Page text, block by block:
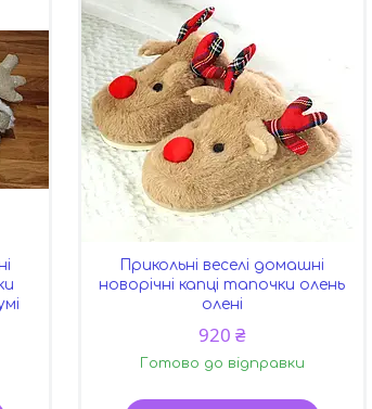
Прикольні веселі домашні
новорічні капці тапочки олень
олені
920 ₴
Готово до відправки